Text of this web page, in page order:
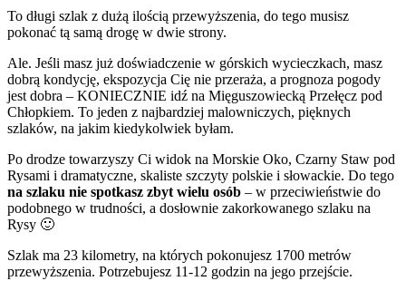
To długi szlak z dużą ilością przewyższenia, do tego musisz
pokonać tą samą drogę w dwie strony.
Ale. Jeśli masz już doświadczenie w górskich wycieczkach, masz
dobrą kondycję, ekspozycja Cię nie przeraża, a prognoza pogody
jest dobra – KONIECZNIE idź na Mięguszowiecką Przełęcz pod
Chłopkiem. To jeden z najbardziej malowniczych, pięknych
szlaków, na jakim kiedykolwiek byłam.
Po drodze towarzyszy Ci widok na Morskie Oko, Czarny Staw pod
Rysami i dramatyczne, skaliste szczyty polskie i słowackie. Do tego
na szlaku nie spotkasz zbyt wielu osób – w przeciwieństwie do
podobnego w trudności, a dosłownie zakorkowanego szlaku na
Rysy 🙂
Szlak ma 23 kilometry, na których pokonujesz 1700 metrów
przewyższenia. Potrzebujesz 11-12 godzin na jego przejście.